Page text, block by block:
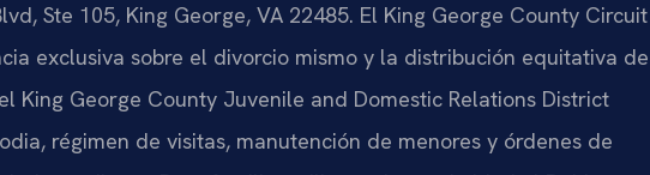
Ste 105, King George, VA 22485. El King George County Circuit
exclusiva sobre el divorcio mismo y la distribución equitativa de
King George County Juvenile and Domestic Relations District
régimen de visitas, manutención de menores y órdenes de